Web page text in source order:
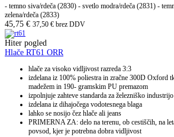
- temno siva/rdeča (2830) - svetlo modra/rdeča (2831) -
zelena/rdeča (2833)
45,75 € 37,50 € brez DDV
Hiter pogled
Hlače RT61 ORR
hlače za visoko vidljivost razreda 3:3
izdelana iz 100% poliestra in zračne 300D Oxford
madežem in 190- gramskim PU premazom
izpolnjuje zahteve standarda za železniško industrijo
izdelana iz dihajočega vodotesnega blaga
lahko se nosijo čez hlače ali jeans
PRIMERNA ZA: delo na terenu, ob cestiščih, na
povsod, kjer je potrebna dobra vidljivost